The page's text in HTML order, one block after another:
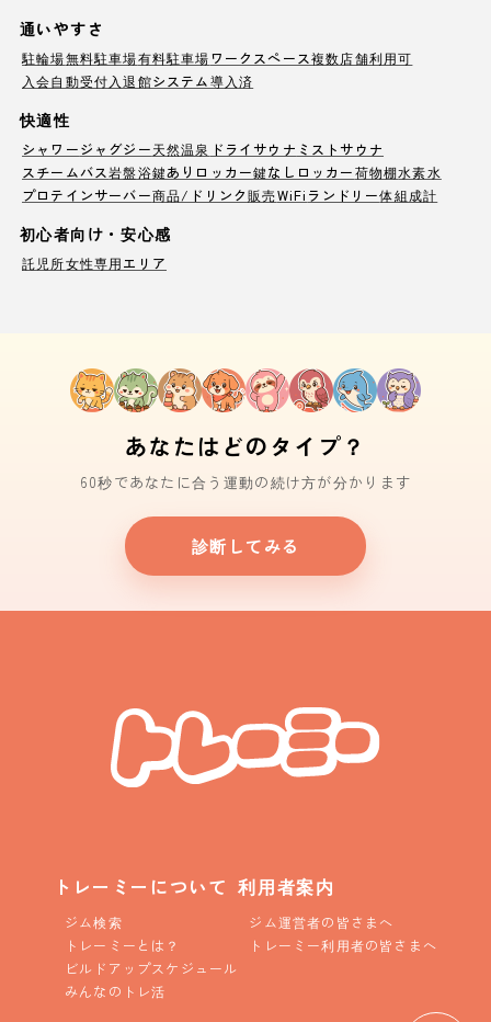
通いやすさ
駐輪場無料駐車場有料駐車場ワークスペース複数店舗利用可
入会自動受付 入退館システム導入済
快適性
シャワージャグジー天然温泉 ドライサウナ ミストサウナ
スチームバス岩盤浴鍵ありロッカー鍵なしロッカー荷物棚水素水
プロテインサーバー商品/ドリンク販売WiFi ランドリー体組成計
初心者向け・安心感
託児所女性専用エリア
あなたはどのタイプ？
60秒であなたに合う運動の続け方が分かります
診断してみる
トレーミーについて
ジム検索
トレーミーとは？
ビルドアップスケジュール
みんなのトレ活
利用者案内
ジム運営者の皆さまへ
トレーミー利用者の皆さまへ